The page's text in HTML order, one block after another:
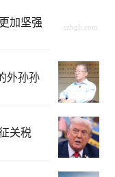
加坚强
外孙孙
关税